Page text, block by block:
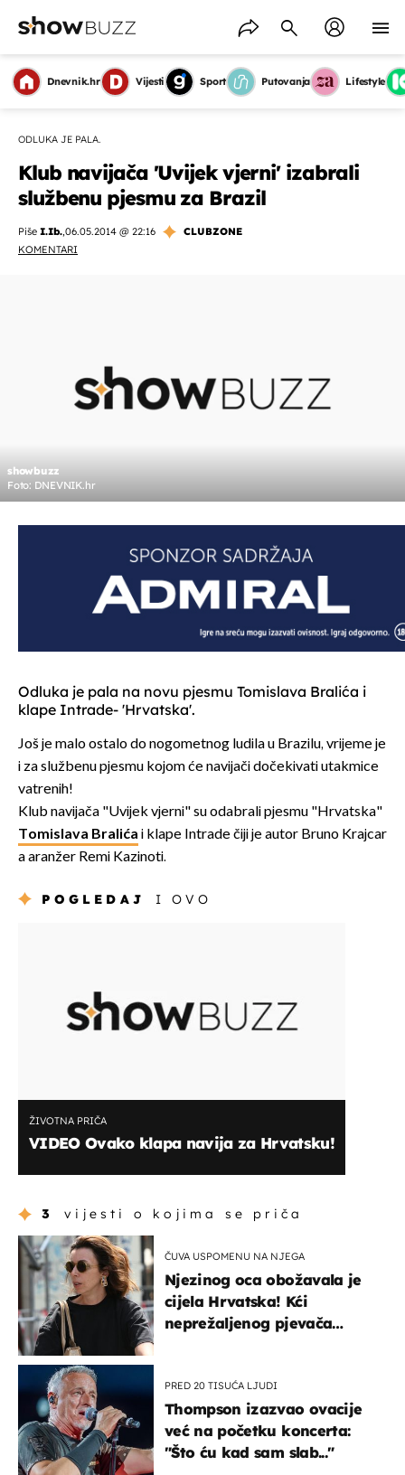
Dnevnik.hr Vijesti Sport Putovanja Lifestyle
ODLUKA JE PALA.
Klub navijača 'Uvijek vjerni' izabrali
službenu pjesmu za Brazil
Piše I.Ib.,06.05.2014 @ 22:16
CLUBZONE
KOMENTARI
showbuzz
Foto: DNEVNIK.hr
Odluka je pala na novu pjesmu Tomislava Bralića i
klape Intrade- 'Hrvatska'.
Još je malo ostalo do nogometnog ludila u Brazilu, vrijeme je
i za službenu pjesmu kojom će navijači dočekivati utakmice
vatrenih!
Klub navijača "Uvijek vjerni" su odabrali pjesmu "Hrvatska"
Tomislava Bralića i klape Intrade čiji je autor Bruno Krajcar
a aranžer Remi Kazinoti.
POGLEDAJ I OVO
ŽIVOTNA PRIČA
VIDEO Ovako klapa navija za Hrvatsku!
3 vijesti o kojima se priča
ČUVA USPOMENU NA NJEGA
Njezinog oca obožavala je
cijela Hrvatska! Kći
neprežaljenog pjevača
PRED 20 TISUĆA LJUDI
Thompson izazvao ovacije
već na početku koncerta:
"Što ću kad sam slab..."